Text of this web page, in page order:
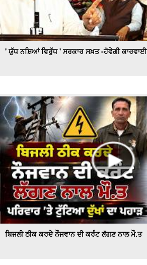
' ਯੁੱਧ ਨਸ਼ਿਆਂ ਵਿਰੁੱਧ ' ਸਰਕਾਰ ਸਖ਼ਤ -ਹੋਵੇਗੀ ਕਾਰਵਾਈ
ਬਿਜਲੀ ਠੀਕ ਕਰਦੇ ਨੌਜਵਾਨ ਦੀ ਕਰੰਟ ਲੱਗਣ ਨਾਲ ਮੌ.ਤ